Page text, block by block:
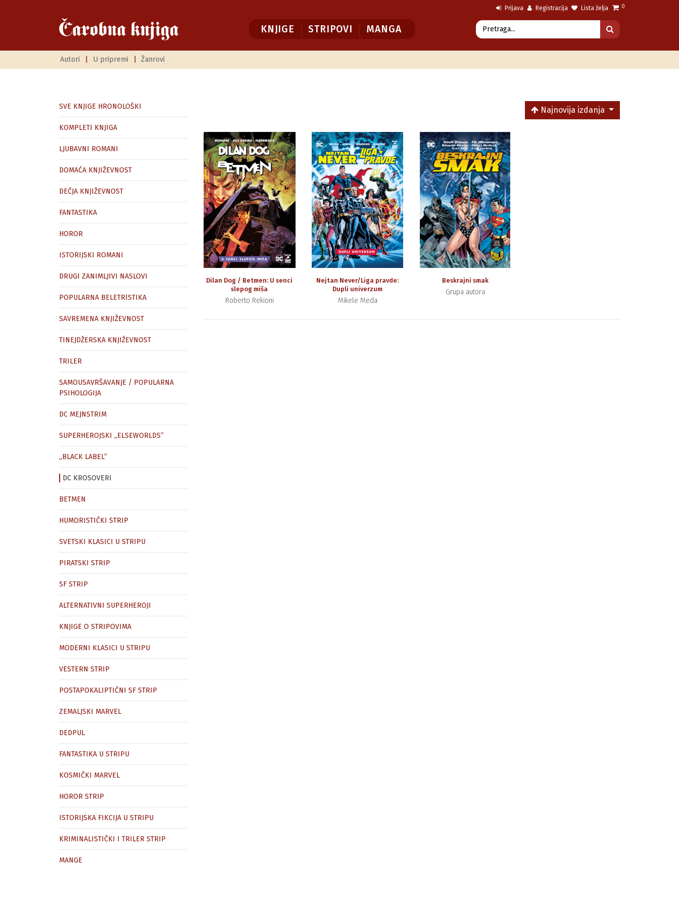
Prijava Registracija Lista želja 0
KNJIGE STRIPOVI MANGA
Autori U pripremi Žanrovi
SVE KNJIGE HRONOLOŠKI
KOMPLETI KNJIGA
LJUBAVNI ROMANI
DOMAĆA KNJIŽEVNOST
DEČJA KNJIŽEVNOST
FANTASTIKA
HOROR
ISTORIJSKI ROMANI
DRUGI ZANIMLJIVI NASLOVI
POPULARNA BELETRISTIKA
SAVREMENA KNJIŽEVNOST
TINEJDŽERSKA KNJIŽEVNOST
TRILER
SAMOUSAVRŠAVANJE / POPULARNA
PSIHOLOGIJA
DC MEJNSTRIM
SUPERHEROJSKI „ELSEWORLDS”
„BLACK LABEL”
DC KROSOVERI
BETMEN
HUMORISTIČKI STRIP
SVETSKI KLASICI U STRIPU
PIRATSKI STRIP
SF STRIP
ALTERNATIVNI SUPERHEROJI
KNJIGE O STRIPOVIMA
MODERNI KLASICI U STRIPU
VESTERN STRIP
POSTAPOKALIPTIČNI SF STRIP
ZEMALJSKI MARVEL
DEDPUL
FANTASTIKA U STRIPU
KOSMIČKI MARVEL
HOROR STRIP
ISTORIJSKA FIKCIJA U STRIPU
KRIMINALISTIČKI I TRILER STRIP
MANGE
Najnovija izdanja
Dilan Dog / Betmen: U senci
slepog miša
Roberto Rekioni
Nejtan Never/Liga pravde:
Dupli univerzum
Mikele Meda
Beskrajni smak
Grupa autora